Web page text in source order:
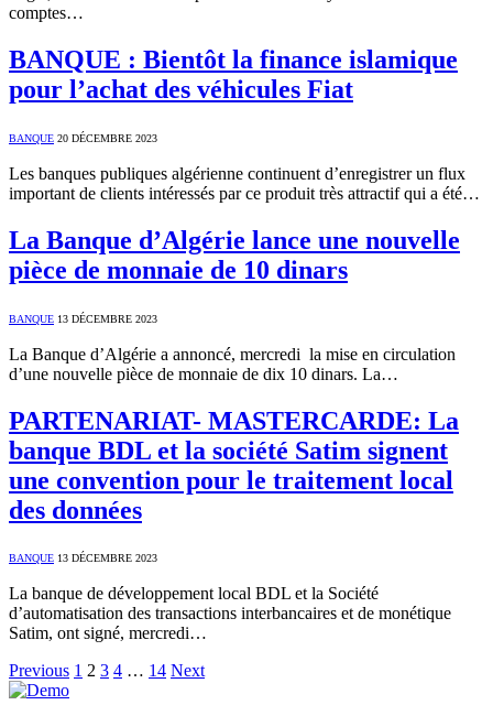
comptes…
BANQUE : Bientôt la finance islamique
pour l’achat des véhicules Fiat
BANQUE 20 DÉCEMBRE 2023
Les banques publiques algérienne continuent d’enregistrer un flux
important de clients intéressés par ce produit très attractif qui a été…
La Banque d’Algérie lance une nouvelle
pièce de monnaie de 10 dinars
BANQUE 13 DÉCEMBRE 2023
La Banque d’Algérie a annoncé, mercredi la mise en circulation
d’une nouvelle pièce de monnaie de dix 10 dinars. La…
PARTENARIAT- MASTERCARDE: La
banque BDL et la société Satim signent
une convention pour le traitement local
des données
BANQUE 13 DÉCEMBRE 2023
La banque de développement local BDL et la Société
d’automatisation des transactions interbancaires et de monétique
Satim, ont signé, mercredi…
Previous 1 2 3 4 … 14 Next